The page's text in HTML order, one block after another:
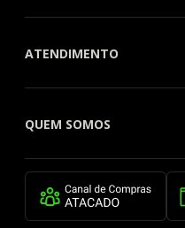
ATENDIMENTO
QUEM SOMOS